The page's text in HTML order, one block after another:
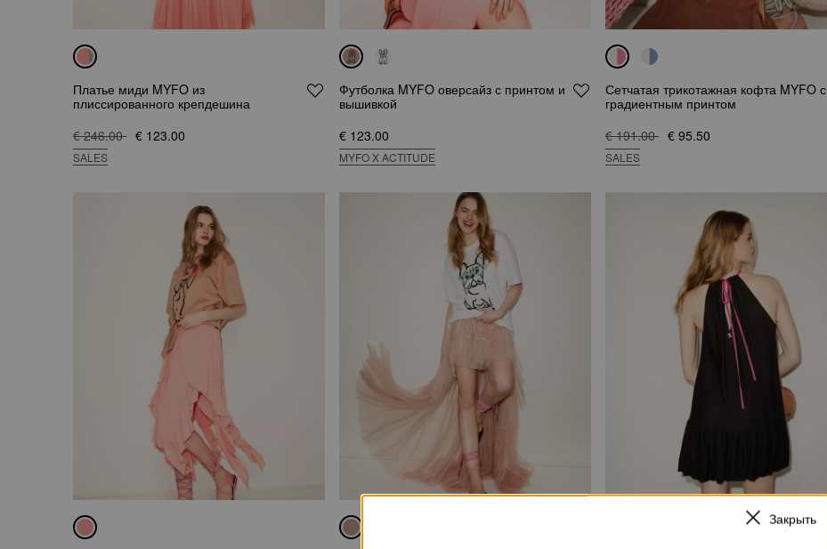
Платье миди MYFO из
плиссированного крепдешина
€ 246.00 € 123.00
SALES
Футболка MYFO оверсайз с принтом и
вышивкой
€ 123.00
MYFO X ACTITUDE
Сетчатая трикотажная кофта MYFO с
градиентным принтом
€ 191.00 € 95.50
SALES
Закрыть